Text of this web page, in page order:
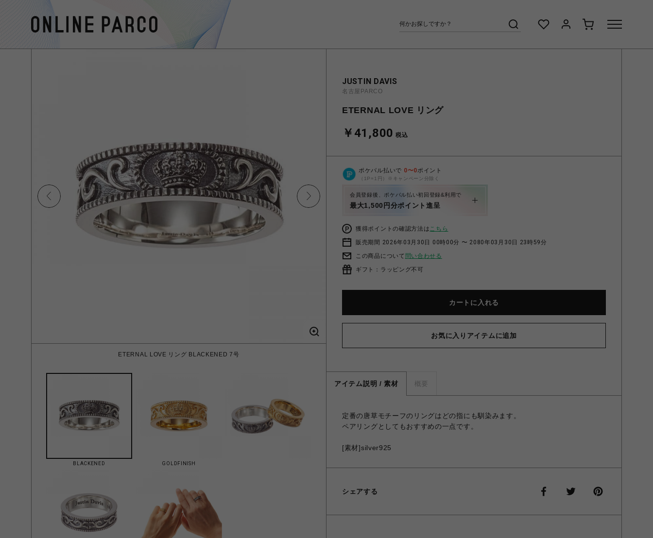
ETERNAL LOVE リング BLACKENED 7号
BLACKENED GOLDFINISH
JUSTIN DAVIS
名古屋PARCO
ETERNAL LOVE リング
￥41,800 税込
ポケパル払いで 0〜0ポイント
（1P=1円）※キャンペーン分除く
会員登録後、ポケパル払い初回登録&利用で
最大1,500円分ポイント進呈
獲得ポイントの確認方法はこちら
販売期間 2026年03月30日 00時00分 〜 2080年03月30日 23時59分
この商品について 問い合わせる
ギフト：ラッピング不可
カートに入れる
お気に入りアイテムに追加
アイテム説明 / 素材 概要
定番の唐草モチーフのリングはどの指にも馴染みます。
ペアリングとしてもおすすめの一点です。
[素材]silver925
シェアする